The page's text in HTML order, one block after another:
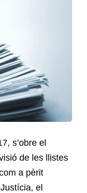
s’obre el
de les llistes
a pèrit
el